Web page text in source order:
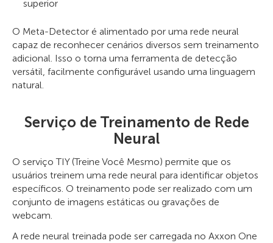
superior
O Meta-Detector é alimentado por uma rede neural
capaz de reconhecer cenários diversos sem treinamento
adicional. Isso o torna uma ferramenta de detecção
versátil, facilmente configurável usando uma linguagem
natural.
Serviço de Treinamento de Rede
Neural
O serviço TIY (Treine Você Mesmo) permite que os
usuários treinem uma rede neural para identificar objetos
específicos. O treinamento pode ser realizado com um
conjunto de imagens estáticas ou gravações de
webcam.
A rede neural treinada pode ser carregada no Axxon One